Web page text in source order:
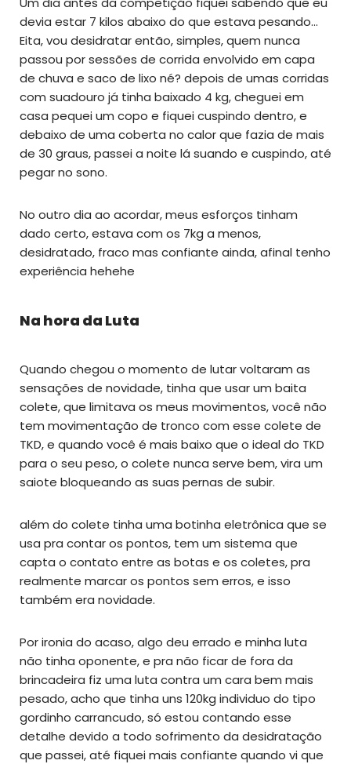
devia estar 7 kilos abaixo do que estava pesando…
Eita, vou desidratar então, simples, quem nunca
passou por sessões de corrida envolvido em capa
de chuva e saco de lixo né? depois de umas corridas
com suadouro já tinha baixado 4 kg, cheguei em
casa pequei um copo e fiquei cuspindo dentro, e
debaixo de uma coberta no calor que fazia de mais
de 30 graus, passei a noite lá suando e cuspindo, até
pegar no sono.
No outro dia ao acordar, meus esforços tinham
dado certo, estava com os 7kg a menos,
desidratado, fraco mas confiante ainda, afinal tenho
experiência hehehe
Na hora da Luta
Quando chegou o momento de lutar voltaram as
sensações de novidade, tinha que usar um baita
colete, que limitava os meus movimentos, você não
tem movimentação de tronco com esse colete de
TKD, e quando você é mais baixo que o ideal do TKD
para o seu peso, o colete nunca serve bem, vira um
saiote bloqueando as suas pernas de subir.
além do colete tinha uma botinha eletrônica que se
usa pra contar os pontos, tem um sistema que
capta o contato entre as botas e os coletes, pra
realmente marcar os pontos sem erros, e isso
também era novidade.
Por ironia do acaso, algo deu errado e minha luta
não tinha oponente, e pra não ficar de fora da
brincadeira fiz uma luta contra um cara bem mais
pesado, acho que tinha uns 120kg individuo do tipo
gordinho carrancudo, só estou contando esse
detalhe devido a todo sofrimento da desidratação
que passei, até fiquei mais confiante quando vi que